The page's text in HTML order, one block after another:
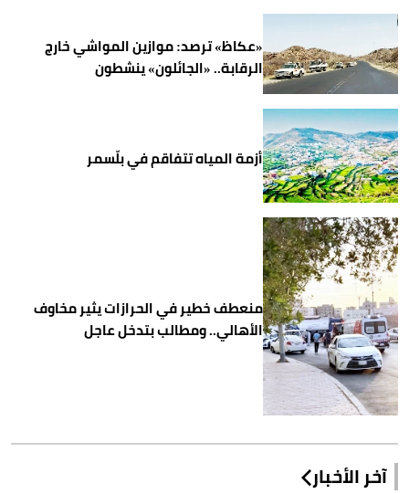
«عكاظ» ترصد: موازين المواشي خارج
الرقابة.. «الجائلون» ينشطون
أزمة المياه تتفاقم في بلّسمر
منعطف خطير في الحرازات يثير مخاوف
الأهالي.. ومطالب بتدخل عاجل
آخر الأخبار